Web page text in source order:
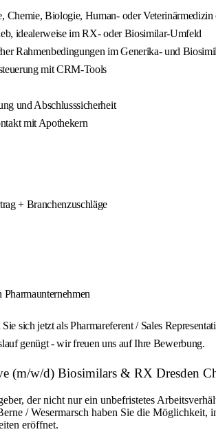
Chemie, Biologie, Human- oder
idealerweise im RX- oder Biosimilar-Umfeld
Rahmenbedingungen im Generika- und
mit CRM-Tools
und Abschlusssicherheit
mit Apothekern
+ Branchenzuschläge
jetzt als Pharmareferent / Sales
genügt - wir freuen uns auf Ihre Bewerbung.
(m/w/d) Biosimilars & RX Dresden
der nicht nur ein unbefristetes
/ Wesermarsch haben Sie die
eröffnet.